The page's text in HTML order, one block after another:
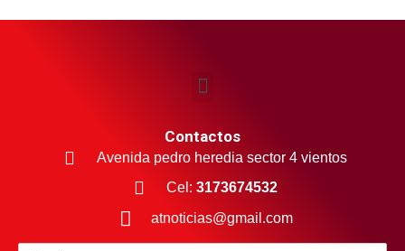
Contactos
Avenida pedro heredia sector 4 vientos
Cel: 3173674532
atnoticias@gmail.com